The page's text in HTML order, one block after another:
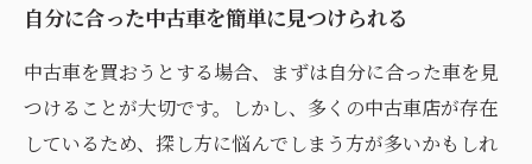
自分に合った中古車を簡単に見つけられる
中古車を買おうとする場合、まずは自分に合った車を見
つけることが大切です。しかし、多くの中古車店が存在
しているため、探し方に悩んでしまう方が多いかもしれ